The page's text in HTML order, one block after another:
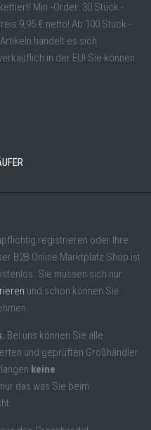
Min.-Order: 30 Stück -
9,95 € netto! Ab 100 Stück -
handelt es sich
in der EU! Sie können
registrieren oder Ihre
B2B Online Marktplatz Shop ist
Sie müssen sich nur
und schon können Sie
Bei uns können Sie alle
und geprüften Großhändler
keine
das was Sie beim